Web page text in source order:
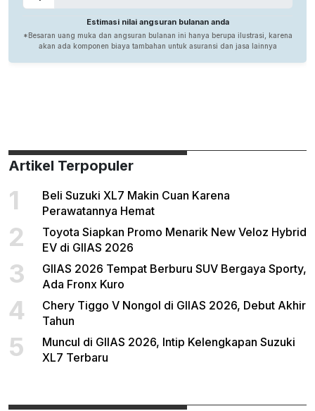
Artikel Terpopuler
1
Beli Suzuki XL7 Makin Cuan Karena
Perawatannya Hemat
2
Toyota Siapkan Promo Menarik New Veloz Hybrid
EV di GIIAS 2026
3
GIIAS 2026 Tempat Berburu SUV Bergaya Sporty,
Ada Fronx Kuro
4
Chery Tiggo V Nongol di GIIAS 2026, Debut Akhir
Tahun
5
Muncul di GIIAS 2026, Intip Kelengkapan Suzuki
XL7 Terbaru